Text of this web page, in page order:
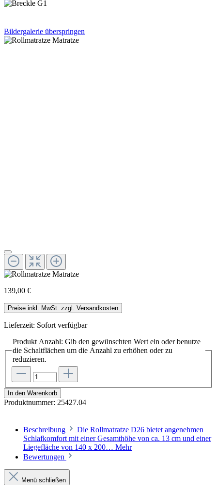
Bildergalerie überspringen
139,00 €
Preise inkl. MwSt. zzgl. Versandkosten
Lieferzeit: Sofort verfügbar
Produkt Anzahl: Gib den gewünschten Wert ein oder benutze
die Schaltflächen um die Anzahl zu erhöhen oder zu
reduzieren.
In den Warenkorb
Produktnummer: 25427.04
Beschreibung
Die Rollmatratze D26 bietet angenehmen
Schlafkomfort mit einer Gesamthöhe von ca. 13 cm und einer
Liegefläche von 140 x 200… Mehr
Bewertungen
Menü schließen